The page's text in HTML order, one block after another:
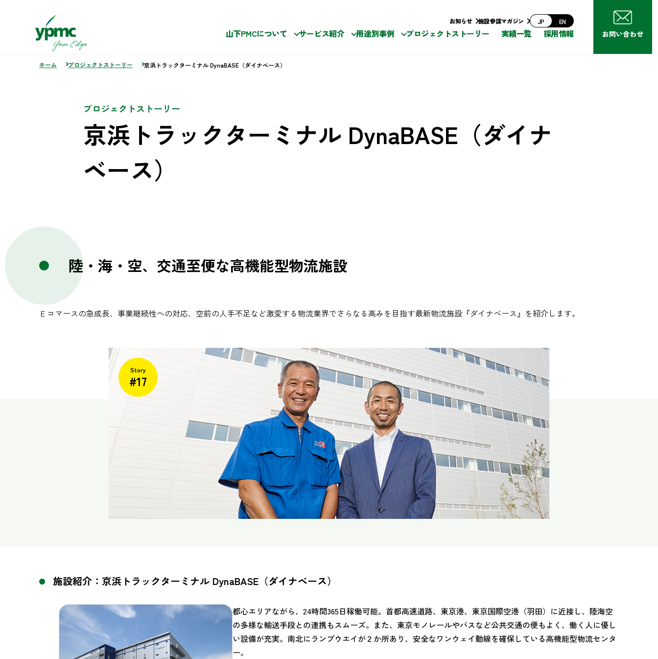
お問い合わせ
山下PMCについて サービス紹介 用途別事例 プロジェクトストーリー 実績一覧 採用情報
お知らせ 施設参謀マガジン JP EN
プロジェクトストーリー
京浜トラックターミナル DynaBASE（ダイナ
ベース）
ホーム プロジェクトストーリー 京浜トラックターミナル DynaBASE（ダイナベース）
陸・海・空、交通至便な高機能型物流施設
Ｅコマースの急成長、事業継続性への対応、空前の人手不足など激変する物流業界でさらなる高みを目指す最新物流施設『ダイナベース』を紹介します。
Story
#17
施設紹介：京浜トラックターミナル DynaBASE（ダイナベース）
都心エリアながら、24時間365日稼働可能。首都高速道路、東京港、東京国際空港（羽田）に近接し、陸海空
の多様な輸送手段との連携もスムーズ。また、東京モノレールやバスなど公共交通の便もよく、働く人に優し
い設備が充実。南北にランプウエイが２か所あり、安全なワンウェイ動線を確保している高機能型物流センタ
ー。